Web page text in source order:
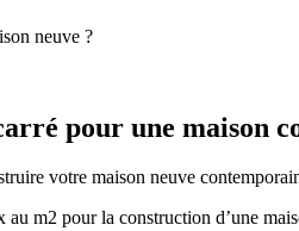
neuve ?
pour une maison
votre maison neuve
au m2 pour la construction d’une